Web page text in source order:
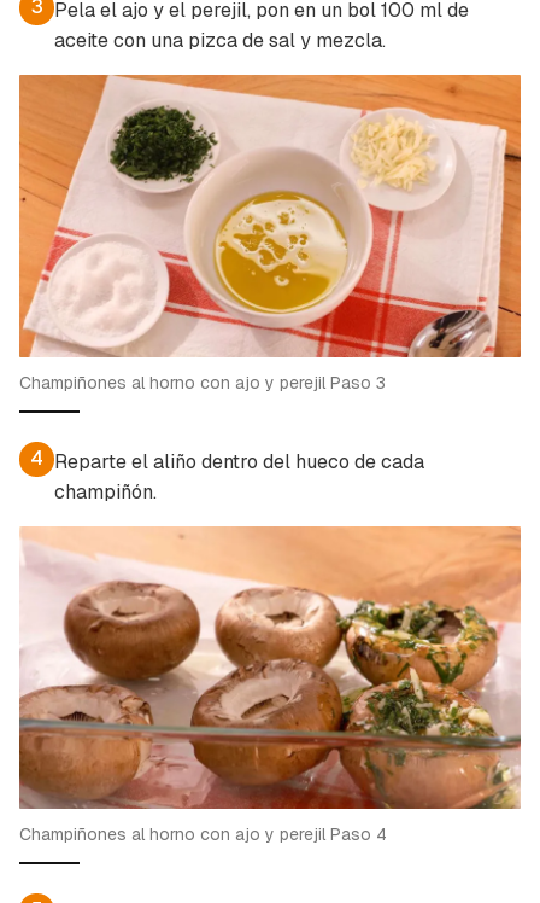
3 Pela el ajo y el perejil, pon en un bol 100 ml de
aceite con una pizca de sal y mezcla.
Champiñones al horno con ajo y perejil Paso 3
4 Reparte el aliño dentro del hueco de cada
champiñón.
Champiñones al horno con ajo y perejil Paso 4